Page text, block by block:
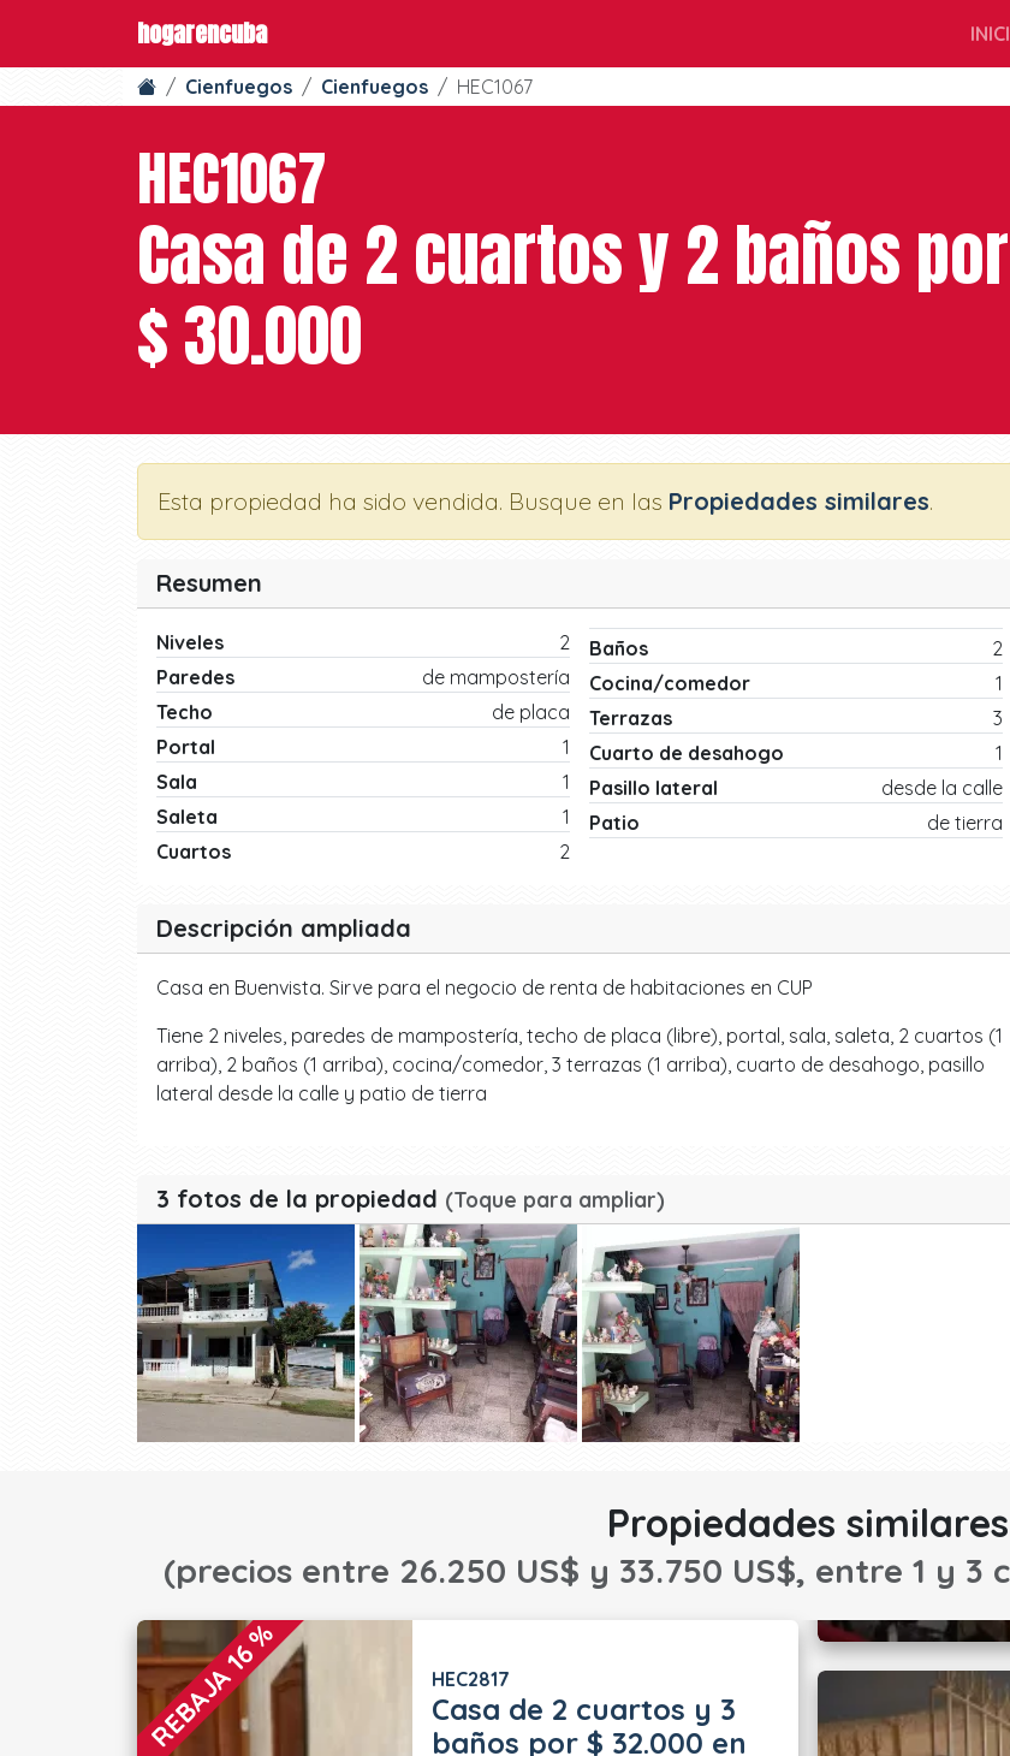
hogarencuba
Cienfuegos Cienfuegos HEC1067
HEC1067
Casa de 2 cuartos y 2 baños por
$ 30.000
Esta propiedad ha sido vendida. Busque en las Propiedades similares.
Resumen
Niveles
2
Paredes
de mampostería
Techo
de placa
Portal
1
Sala
1
Saleta
1
Cuartos
2
Baños
2
Cocina/comedor
1
Terrazas
3
Cuarto de desahogo
1
Pasillo lateral
desde la calle
Patio
de tierra
Descripción ampliada
Casa en Buenvista. Sirve para el negocio de renta de habitaciones en CUP
Tiene 2 niveles, paredes de mampostería, techo de placa (libre), portal, sala, saleta, 2 cuartos (1
arriba), 2 baños (1 arriba), cocina/comedor, 3 terrazas (1 arriba), cuarto de desahogo, pasillo
lateral desde la calle y patio de tierra
3 fotos de la propiedad (Toque para ampliar)
Propiedades similares
(precios entre 26.250 US$ y 33.750 US$, entre 1 y
REBAJA 16 % HEC2817
Casa de 2 cuartos y 3
baños por $ 32.000 en